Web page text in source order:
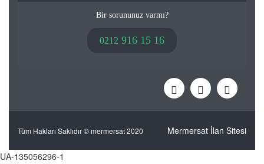
Bir sorununuz varmı?
0212 916 15 16
Tüm Hakları Saklıdır © mermersat 2020 Mermersat İlan Sitesi
UA-135056296-1